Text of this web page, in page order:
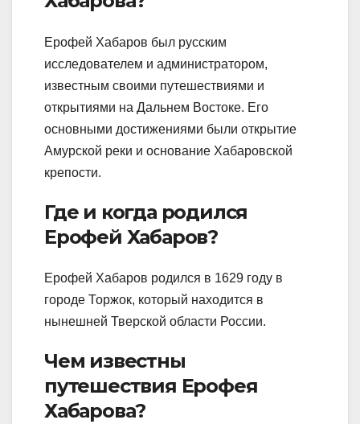
Ерофей Хабаров был русским
исследователем и администратором,
известным своими путешествиями и
открытиями на Дальнем Востоке. Его
основными достижениями были открытие
Амурской реки и основание Хабаровской
крепости.
Где и когда родился
Ерофей Хабаров?
Ерофей Хабаров родился в 1629 году в
городе Торжок, который находится в
нынешней Тверской области России.
Чем известны
путешествия Ерофея
Хабарова?